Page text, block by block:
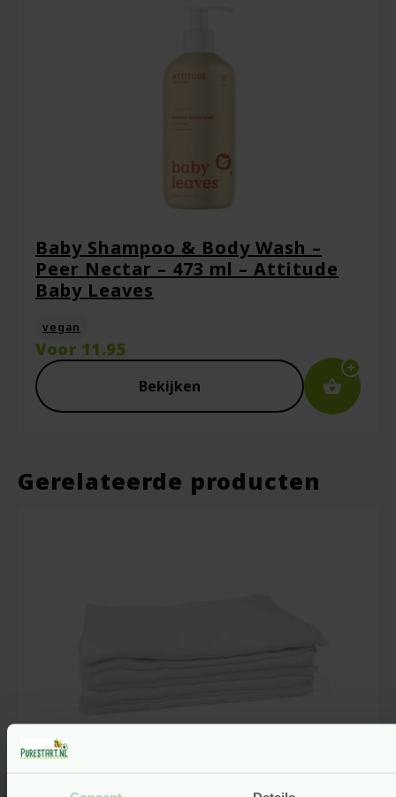
Baby Shampoo & Body Wash –
Peer Nectar – 473 ml – Attitude
Baby Leaves
vegan
Voor 11.95
Bekijken
Gerelateerde producten